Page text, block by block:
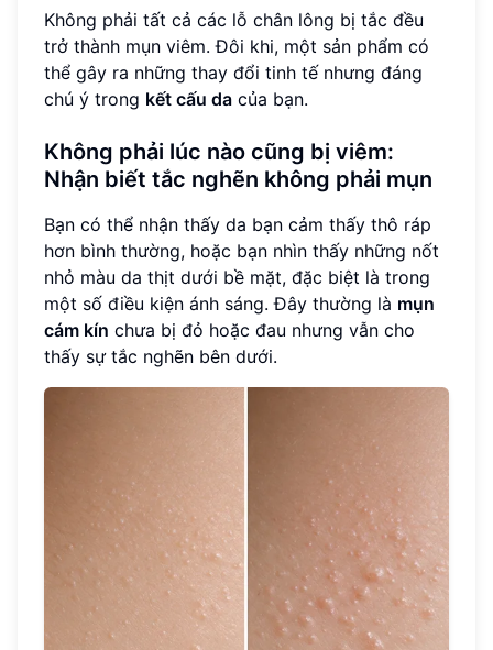
Không phải tất cả các lỗ chân lông bị tắc đều
trở thành mụn viêm. Đôi khi, một sản phẩm có
thể gây ra những thay đổi tinh tế nhưng đáng
chú ý trong kết cấu da của bạn.
Không phải lúc nào cũng bị viêm:
Nhận biết tắc nghẽn không phải mụn
Bạn có thể nhận thấy da bạn cảm thấy thô ráp
hơn bình thường, hoặc bạn nhìn thấy những nốt
nhỏ màu da thịt dưới bề mặt, đặc biệt là trong
một số điều kiện ánh sáng. Đây thường là mụn
cám kín chưa bị đỏ hoặc đau nhưng vẫn cho
thấy sự tắc nghẽn bên dưới.